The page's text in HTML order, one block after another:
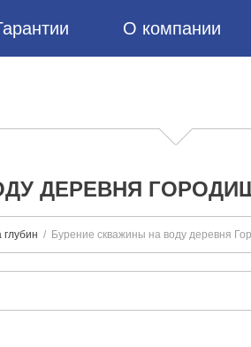
О компании
ДЕРЕВНЯ
глубин Бурение скважины на воду деревня